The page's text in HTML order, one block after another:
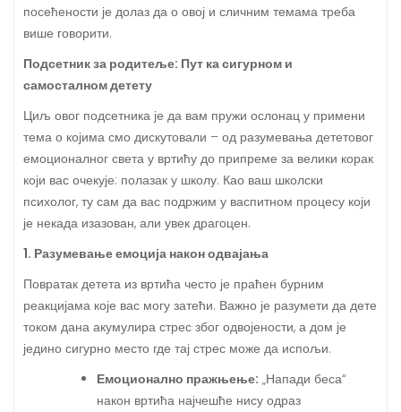
посећености је долаз да о овој и сличним темама треба
више говорити.
Подсетник за родитеље: Пут ка сигурном и
самосталном детету
Циљ овог подсетника је да вам пружи ослонац у примени
тема о којима смо дискутовали – од разумевања дететовог
емоционалног света у вртићу до припреме за велики корак
који вас очекује: полазак у школу. Као ваш школски
психолог, ту сам да вас подржим у васпитном процесу који
је некада изазован, али увек драгоцен.
1. Разумевање емоција након одвајања
Повратак детета из вртића често је праћен бурним
реакцијама које вас могу затећи. Важно је разумети да дете
током дана акумулира стрес због одвојености, а дом је
једино сигурно место где тај стрес може да испољи.
Емоционално пражњење: „Напади беса“
након вртића најчешће нису одраз